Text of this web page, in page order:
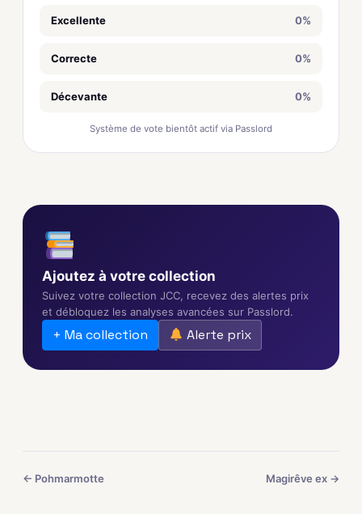
Excellente 0%
Correcte 0%
Décevante 0%
Système de vote bientôt actif via Passlord
Ajoutez à votre collection
Suivez votre collection JCC, recevez des alertes prix
et débloquez les analyses avancées sur Passlord.
+ Ma collection Alerte prix
← Pohmarmotte Magirêve ex →